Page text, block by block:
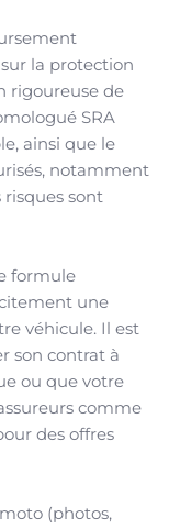
la protection
rigoureuse de
SRA
ainsi que le
notamment
sont
formule
une
véhicule. Il est
son contrat à
ou que votre
comme
des offres
(photos,